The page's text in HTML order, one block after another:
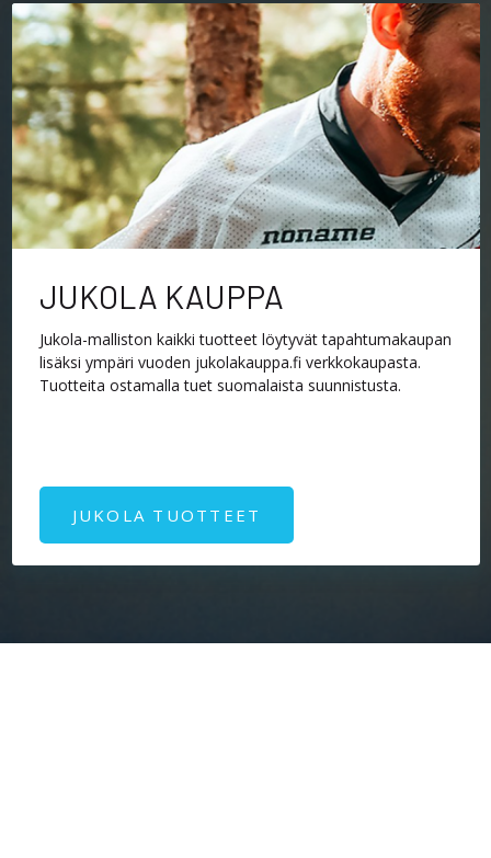
JUKOLA KAUPPA
Jukola-malliston kaikki tuotteet löytyvät tapahtumakaupan
lisäksi ympäri vuoden jukolakauppa.fi verkkokaupasta.
Tuotteita ostamalla tuet suomalaista suunnistusta.​
JUKOLA TUOTTEET